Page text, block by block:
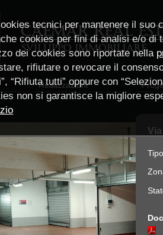
Realizzazioni
tecnici per mantenere il suo
cookies per fini di analisi e/o di
dei cookies sono riportate nella
rifiutare o revocare il
“Rifiuta tutti” oppure con
non si garantisce la migliore